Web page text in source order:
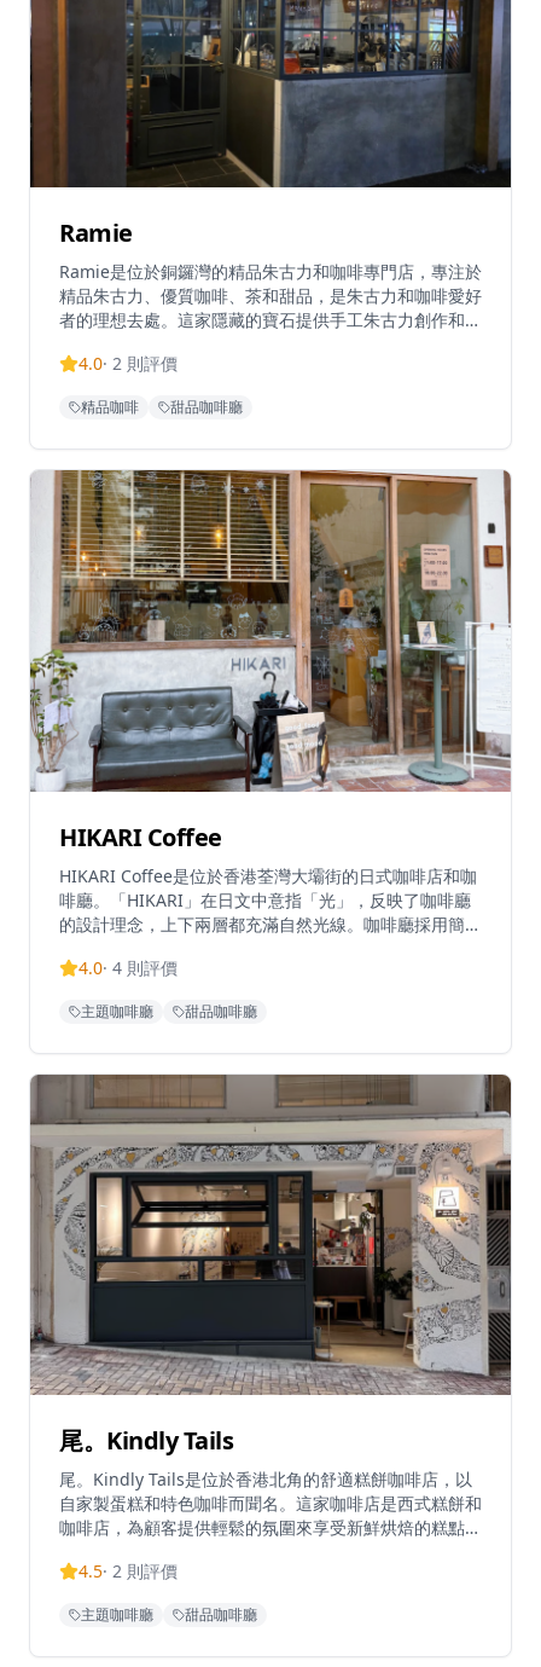
Ramie
Ramie是位於銅鑼灣的精品朱古力和咖啡專門店，專注於
精品朱古力、優質咖啡、茶和甜品，是朱古力和咖啡愛好
者的理想去處。這家隱藏的寶石提供手工朱古力創作和精
中享受片刻寧靜。無論是想要品嚐精緻的手工朱古力，還
供多種朱古力產品和特色飲品，每一款都經過精心製作，
獨自享受甜點時光，Ramie都能提供完美的體驗，是朱古
力愛好者和咖啡愛好者的完美去處。
4.0· 2 則評價
精品咖啡 甜品咖啡廳
HIKARI Coffee
HIKARI Coffee是位於香港荃灣大壩街的日式咖啡店和咖
啡廳。「HIKARI」在日文中意指「光」，反映了咖啡廳
的設計理念，上下兩層都充滿自然光線。咖啡廳採用簡約
氛圍。HIKARI提供多款西式輕食、甜品及飲品，並在晚
室內座位區而聞名，是用餐和休閒的熱門地點。
4.0· 4 則評價
主題咖啡廳 甜品咖啡廳
尾。Kindly Tails
尾。Kindly Tails是位於香港北角的舒適糕餅咖啡店，以
自家製蛋糕和特色咖啡而聞名。這家咖啡店是西式糕餅和
咖啡店，為顧客提供輕鬆的氛圍來享受新鮮烘焙的糕點和
時的北角位置重新開業，繼續為忠實顧客提供服務。這家
的招牌糕點和蛋糕。營業時間為星期三至星期一上午
4.5· 2 則評價
主題咖啡廳 甜品咖啡廳